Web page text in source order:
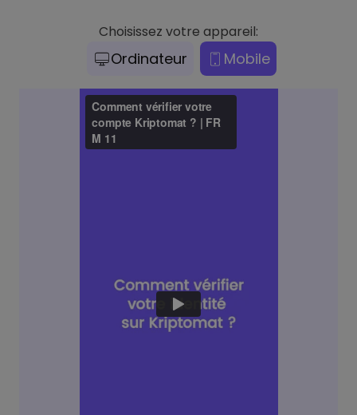
Choisissez votre appareil:
Ordinateur Mobile